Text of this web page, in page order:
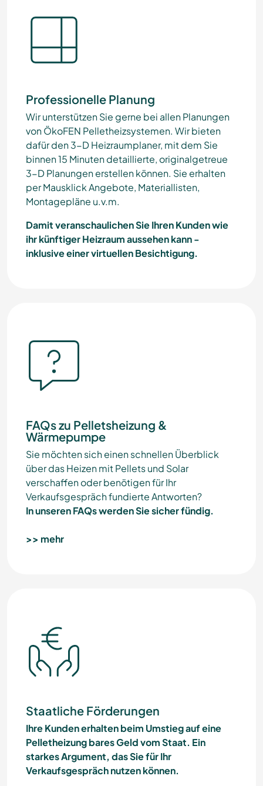
Professionelle Planung
Wir unterstützen Sie gerne bei allen Planungen
von ÖkoFEN Pelletheizsystemen. Wir bieten
dafür den 3-D Heizraumplaner, mit dem Sie
binnen 15 Minuten detaillierte, originalgetreue
3-D Planungen erstellen können. Sie erhalten
per Mausklick Angebote, Materiallisten,
Montagepläne u.v.m.
Damit veranschaulichen Sie Ihren Kunden wie
ihr künftiger Heizraum aussehen kann -
inklusive einer virtuellen Besichtigung.
FAQs zu Pelletsheizung &
Wärmepumpe
Sie möchten sich einen schnellen Überblick
über das Heizen mit Pellets und Solar
verschaffen oder benötigen für Ihr
Verkaufsgespräch fundierte Antworten?
In unseren FAQs werden Sie sicher fündig.
>> mehr
Staatliche Förderungen
Ihre Kunden erhalten beim Umstieg auf eine
Pelletheizung bares Geld vom Staat. Ein
starkes Argument, das Sie für Ihr
Verkaufsgespräch nutzen können.